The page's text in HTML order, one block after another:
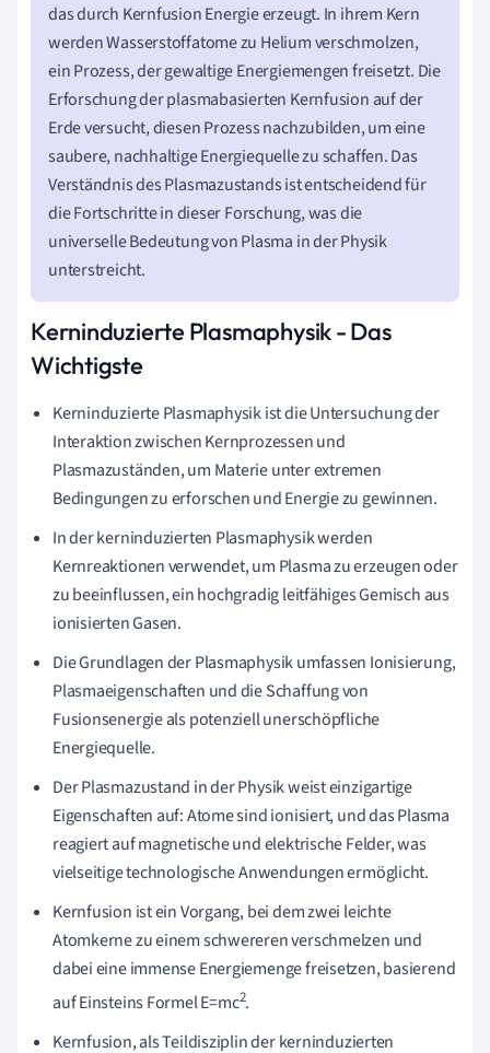
das durch Kernfusion Energie erzeugt. In ihrem Kern
werden Wasserstoffatome zu Helium verschmolzen,
ein Prozess, der gewaltige Energiemengen freisetzt. Die
Erforschung der plasmabasierten Kernfusion auf der
Erde versucht, diesen Prozess nachzubilden, um eine
saubere, nachhaltige Energiequelle zu schaffen. Das
Verständnis des Plasmazustands ist entscheidend für
die Fortschritte in dieser Forschung, was die
universelle Bedeutung von Plasma in der Physik
unterstreicht.
Kerninduzierte Plasmaphysik - Das
Wichtigste
Kerninduzierte Plasmaphysik ist die Untersuchung der
Interaktion zwischen Kernprozessen und
Plasmazuständen, um Materie unter extremen
Bedingungen zu erforschen und Energie zu gewinnen.
In der kerninduzierten Plasmaphysik werden
Kernreaktionen verwendet, um Plasma zu erzeugen oder
zu beeinflussen, ein hochgradig leitfähiges Gemisch aus
ionisierten Gasen.
Die Grundlagen der Plasmaphysik umfassen Ionisierung,
Plasmaeigenschaften und die Schaffung von
Fusionsenergie als potenziell unerschöpfliche
Energiequelle.
Der Plasmazustand in der Physik weist einzigartige
Eigenschaften auf: Atome sind ionisiert, und das Plasma
reagiert auf magnetische und elektrische Felder, was
vielseitige technologische Anwendungen ermöglicht.
Kernfusion ist ein Vorgang, bei dem zwei leichte
Atomkerne zu einem schwereren verschmelzen und
dabei eine immense Energiemenge freisetzen, basierend
auf Einsteins Formel E=mc2.
Kernfusion, als Teildisziplin der kerninduzierten